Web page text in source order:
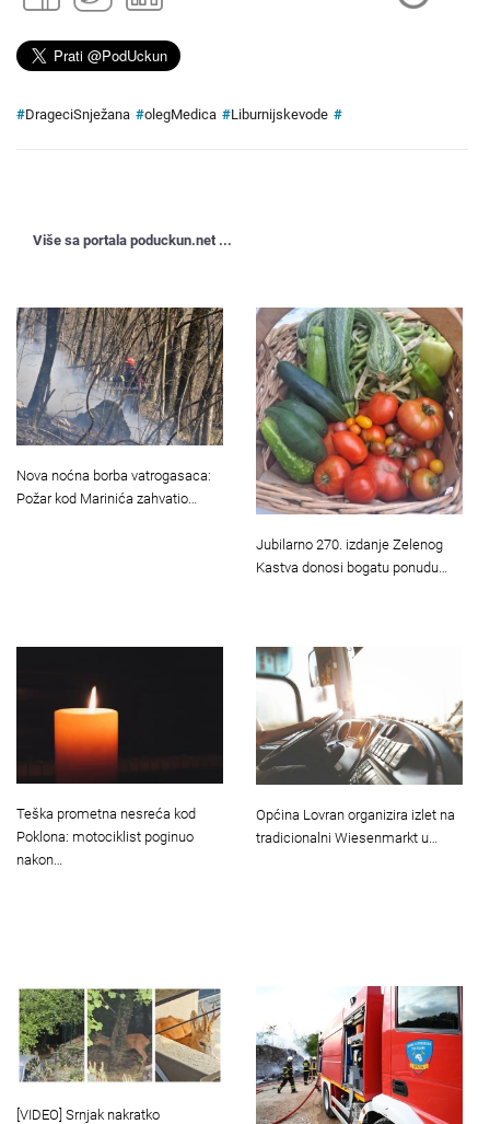
#DrageciSnježana #olegMedica #Liburnijskevode #
Više sa portala poduckun.net ...
Nova noćna borba vatrogasaca:
Požar kod Marinića zahvatio…
Jubilarno 270. izdanje Zelenog
Kastva donosi bogatu ponudu…
Teška prometna nesreća kod
Poklona: motociklist poginuo
nakon…
Općina Lovran organizira izlet na
tradicionalni Wiesenmarkt u…
[VIDEO] Srnjak nakratko